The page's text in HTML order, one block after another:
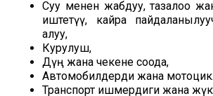
Суу менен жабдуу, тазалоо
иштетүү, кайра
алуу,
Курулуш,
Дүң жана чекене соода,
Автомобилдерди жана
Транспорт ишмердиги жана